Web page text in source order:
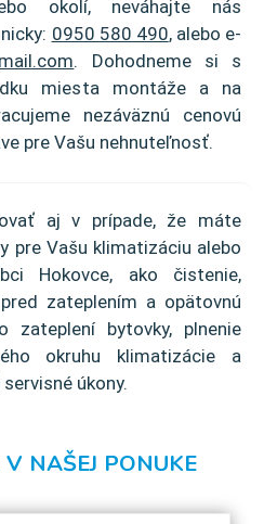
okolí, neváhajte nás
0950 580 490, alebo e-
. Dohodneme si s
miesta montáže a na
nezáväznú cenovú
pre Vašu nehnuteľnosť.
aj v prípade, že máte
pre Vašu klimatizáciu alebo
Hokovce, ako čistenie,
zateplením a opätovnú
zateplení bytovky, plnenie
okruhu klimatizácie a
úkony.
NAŠEJ PONUKE